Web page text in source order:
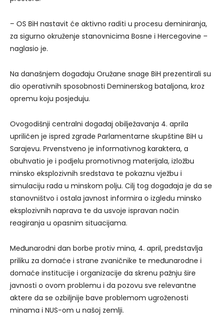
– OS BiH nastavit će aktivno raditi u procesu deminiranja,
za sigurno okruženje stanovnicima Bosne i Hercegovine –
naglasio je.
Na današnjem događaju Oružane snage BiH prezentirali su
dio operativnih sposobnosti Deminerskog bataljona, kroz
opremu koju posjeduju.
Ovogodišnji centralni događaj obilježavanja 4. aprila
upriličen je ispred zgrade Parlamentarne skupštine BiH u
Sarajevu. Prvenstveno je informativnog karaktera, a
obuhvatio je i podjelu promotivnog materijala, izložbu
minsko eksplozivnih sredstava te pokaznu vježbu i
simulaciju rada u minskom polju. Cilj tog događaja je da se
stanovništvo i ostala javnost informira o izgledu minsko
eksplozivnih naprava te da usvoje ispravan način
reagiranja u opasnim situacijama.
Međunarodni dan borbe protiv mina, 4. april, predstavlja
priliku za domaće i strane zvaničnike te međunarodne i
domaće institucije i organizacije da skrenu pažnju šire
javnosti o ovom problemu i da pozovu sve relevantne
aktere da se ozbiljnije bave problemom ugroženosti
minama i NUS-om u našoj zemlji.